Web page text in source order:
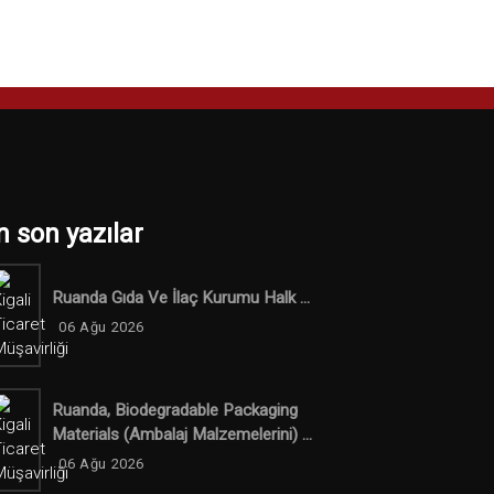
son yazılar
Ruanda Gıda Ve İlaç Kurumu Halk ...
06 Ağu 2026
Ruanda, Biodegradable Packaging
Materials (ambalaj Malzemelerini) ...
06 Ağu 2026